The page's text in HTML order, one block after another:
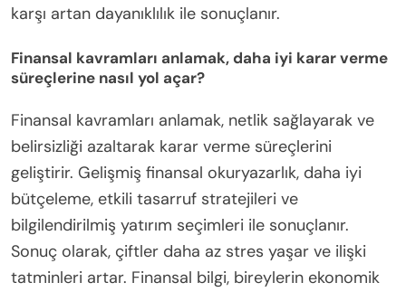
karşı artan dayanıklılık ile sonuçlanır.
Finansal kavramları anlamak, daha iyi karar verme
süreçlerine nasıl yol açar?
Finansal kavramları anlamak, netlik sağlayarak ve
belirsizliği azaltarak karar verme süreçlerini
geliştirir. Gelişmiş finansal okuryazarlık, daha iyi
bütçeleme, etkili tasarruf stratejileri ve
bilgilendirilmiş yatırım seçimleri ile sonuçlanır.
Sonuç olarak, çiftler daha az stres yaşar ve ilişki
tatminleri artar. Finansal bilgi, bireylerin ekonomik